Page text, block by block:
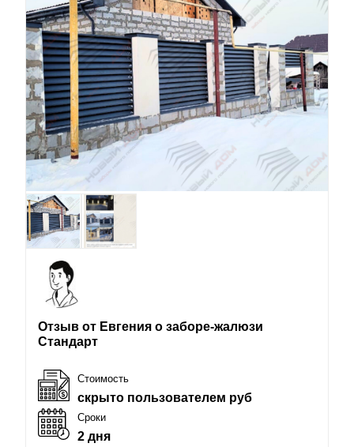
Отзыв от Евгения о заборе-жалюзи
Стандарт
Стоимость
скрыто пользователем руб
Сроки
2 дня